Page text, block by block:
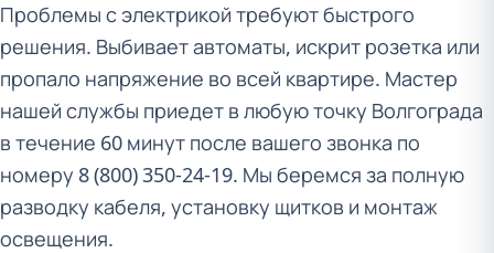
Проблемы с электрикой требуют быстрого
решения. Выбивает автоматы, искрит розетка или
пропало напряжение во всей квартире. Мастер
нашей службы приедет в любую точку Волгограда
в течение 60 минут после вашего звонка по
номеру 8 (800) 350-24-19. Мы беремся за полную
разводку кабеля, установку щитков и монтаж
освещения.